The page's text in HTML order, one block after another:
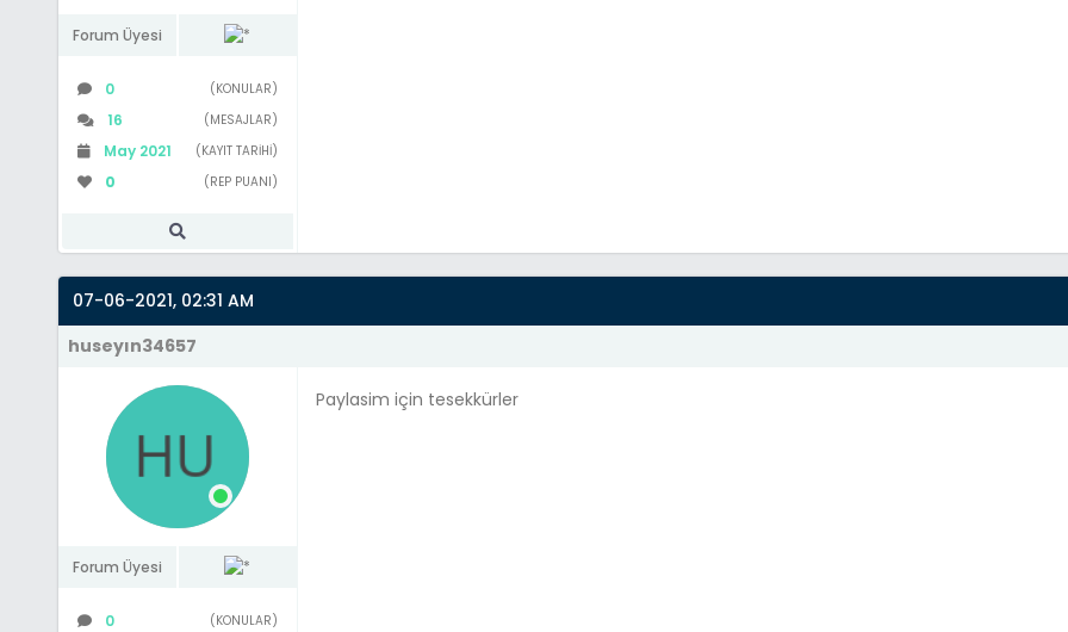
Forum Üyesi
0 (KONULAR)
16 (MESAJLAR)
May 2021 (KAYIT TARIHI)
0 (REP PUANI)
07-06-2021, 02:31 AM
huseyın34657
Forum Üyesi
0 (KONULAR)
Paylasim için tesekkürler